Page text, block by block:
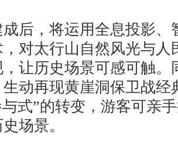
，将运用全息投影、
对太行山自然风光与人
让历史场景可感可触。
动再现黄崖洞保卫战经
式”的转变，游客可亲
场景。